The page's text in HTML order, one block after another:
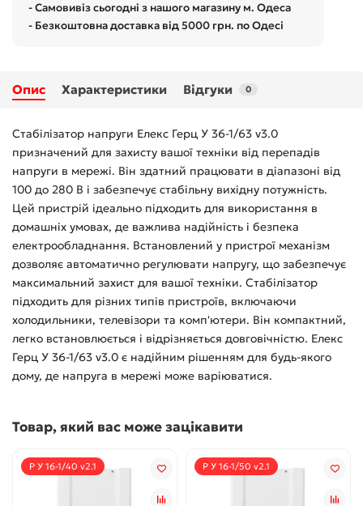
- Самовивіз сьогодні з нашого магазину м. Одеса
- Безкоштовна доставка від 5000 грн. по Одесі
Опис Характеристики Відгуки 0
Стабілізатор напруги Елекс Герц У 36-1/63 v3.0
призначений для захисту вашої техніки від перепадів
напруги в мережі. Він здатний працювати в діапазоні від
100 до 280 В і забезпечує стабільну вихідну потужність.
Цей пристрій ідеально підходить для використання в
домашніх умовах, де важлива надійність і безпека
електрообладнання. Встановлений у пристрої механізм
дозволяє автоматично регулювати напругу, що забезпечує
максимальний захист для вашої техніки. Стабілізатор
підходить для різних типів пристроїв, включаючи
холодильники, телевізори та комп'ютери. Він компактний,
легко встановлюється і відрізняється довговічністю. Елекс
Герц У 36-1/63 v3.0 є надійним рішенням для будь-якого
дому, де напруга в мережі може варіюватися.
Товар, який вас може зацікавити
Р У 16-1/40 v2.1 Р У 16-1/50 v2.1